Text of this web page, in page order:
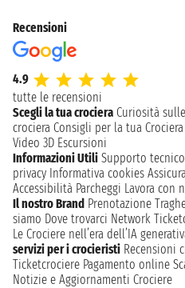
Recensioni
4.9
tutte le recensioni
Scegli la tua crociera Curiosità
crociera Consigli per la tua Crociera
Video 3D Escursioni
Informazioni Utili Supporto tecnico
privacy Informativa cookies
Accessibilità Parcheggi Lavora con
Il nostro Brand Prenotazione
siamo Dove trovarci Network
Le Crociere nell’era dell’IA
servizi per i crocieristi Recensioni
Ticketcrociere Pagamento online
Notizie e Aggiornamenti Crociere